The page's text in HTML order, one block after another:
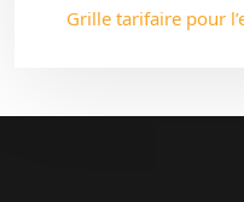
Grille tarifaire pour